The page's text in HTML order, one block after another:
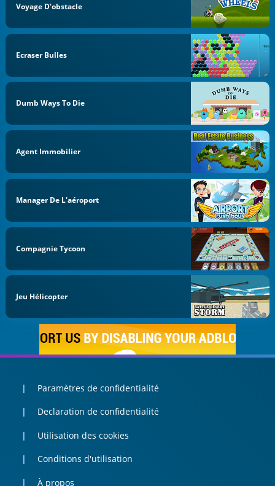
Voyage D'obstacle
Ecraser Bulles
Dumb Ways To Die
Agent Immobilier
Manager De L'aéroport
Compagnie Tycoon
Jeu Hélicopter
Paramètres de confidentialité
Declaration de confidentialité
Utilisation des cookies
Conditions d'utilisation
À propos